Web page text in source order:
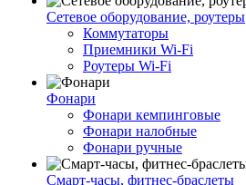
Сетевое оборудование, роутеры
Коммутаторы
Приемники Wi-Fi
Роутеры Wi-Fi
Фонари
Фонари кемпинговые
Фонари налобные
Фонари ручные
Смарт-часы, фитнес-браслеты